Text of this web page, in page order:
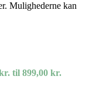
Mulighederne kan
til 899,00 kr.